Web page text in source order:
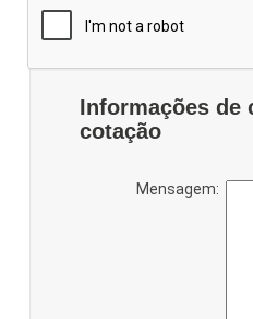
Informações de
cotação
Mensagem: